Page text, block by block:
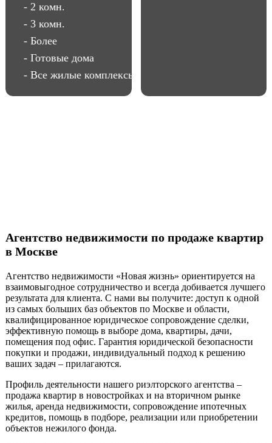
- 2 комн.
- 3 комн.
- Более
- Готовые дома
- Все жилые комплексы
Агентство недвижимости по продаже квартир
в Москве
Агентство недвижимости «Новая жизнь» ориентируется на
взаимовыгодное сотрудничество и всегда добивается лучшего
результата для клиента. С нами вы получите: доступ к одной
из самых больших баз объектов по Москве и области,
квалифицированное юридическое сопровождение сделки,
эффективную помощь в выборе дома, квартиры, дачи,
помещения под офис. Гарантия юридической безопасности
покупки и продажи, индивидуальный подход к решению
ваших задач – прилагаются.
Профиль деятельности нашего риэлторского агентства –
продажа квартир в новостройках и на вторичном рынке
жилья, аренда недвижимости, сопровождение ипотечных
кредитов, помощь в подборе, реализации или приобретении
объектов нежилого фонда.